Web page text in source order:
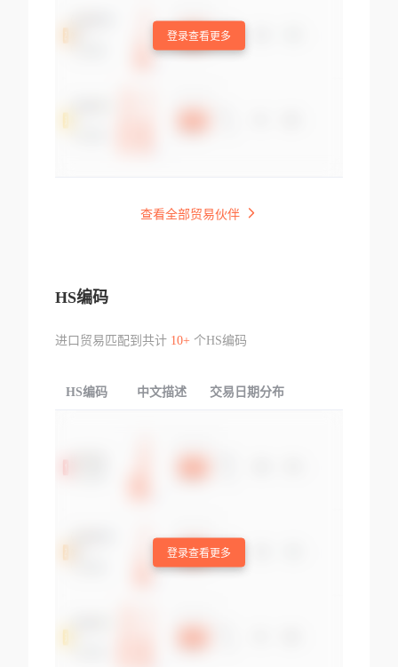
登录查看更多
查看全部贸易伙伴
HS编码
进口贸易匹配到共计 10+个HS编码
HS编码 中文描述 交易日期分布
登录查看更多